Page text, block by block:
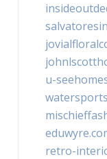
u-
retro-